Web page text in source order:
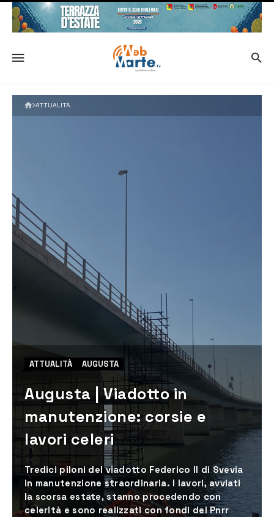
ATTUALITÀ
ATTUALITÀ AUGUSTA
Augusta | Viadotto in
manutenzione: corsie e
lavori celeri
Tredici piloni del viadotto Federico II di Svevia
in manutenzione straordinaria. I lavori, avviati
la scorsa estate, stanno procedendo con
celerità e sono realizzati con fondi del Pnrr